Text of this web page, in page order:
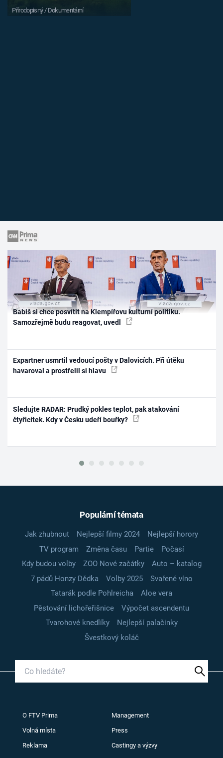
Přírodopisný / Dokumentární
Babiš si chce posvítit na Klempířovu kulturní politiku.
Samozřejmě budu reagovat, uvedl
Expartner usmrtil vedoucí pošty v Dalovicích. Při útěku
havaroval a prostřelil si hlavu
Sledujte RADAR: Prudký pokles teplot, pak atakování
čtyřicítek. Kdy v Česku udeří bouřky?
Populární témata
Jak zhubnout Nejlepší filmy 2024
Nejlepší horory
TV program
Změna času Partie
Počasí
Kdy budou volby
ZOO Nové začátky
Auto – katalog
7 pádů Honzy Dědka
Volby 2025
Svařené víno
Tatarák podle Pohlreicha
Aloe vera
Pěstování lichořeřišnice
Výpočet ascendentu
Tvarohové knedlíky
Nejlepší palačinky
Švestkový koláč
O FTV Prima Management
Volná místa Press
Reklama Castingy a výzvy